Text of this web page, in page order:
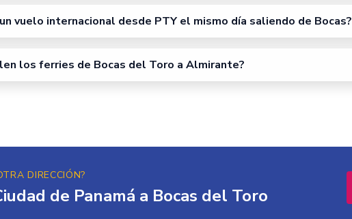
vuelo internacional desde PTY el mismo día saliendo de Bocas?
los ferries de Bocas del Toro a Almirante?
DIRECCIÓN?
de Panamá a Bocas del Toro